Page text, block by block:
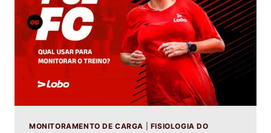
MONITORAMENTO DE CARGA
FISIOLOGIA DO